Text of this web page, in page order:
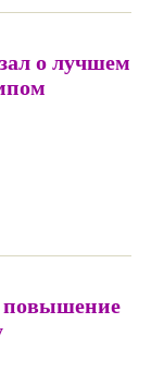
о лучшем
повышение